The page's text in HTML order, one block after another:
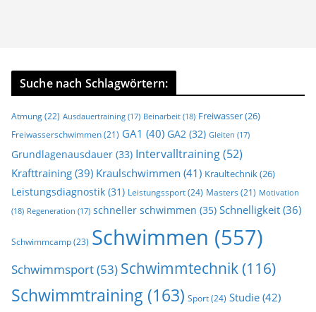
Suche nach Schlagwörtern:
Atmung(22) Ausdauertraining (17) Beinarbeit (18) Freiwasser(26)
Freiwasserschwimmen (21) GA1 (40) GA2 (32) Gleiten (17)
Grundlagenausdauer (33) Intervalltraining(52)
Krafttraining (39) Kraulschwimmen (41) Kraultechnik(26)
Leistungsdiagnostik (31) Leistungssport(24) Masters (21) Motivation
(18) Regeneration (17) schneller schwimmen (35) Schnelligkeit (36)
Schwimmcamp(23) Schwimmen (557)
Schwimmsport(53) Schwimmtechnik(116)
Schwimmtraining (163) Sport(24) Studie (42)